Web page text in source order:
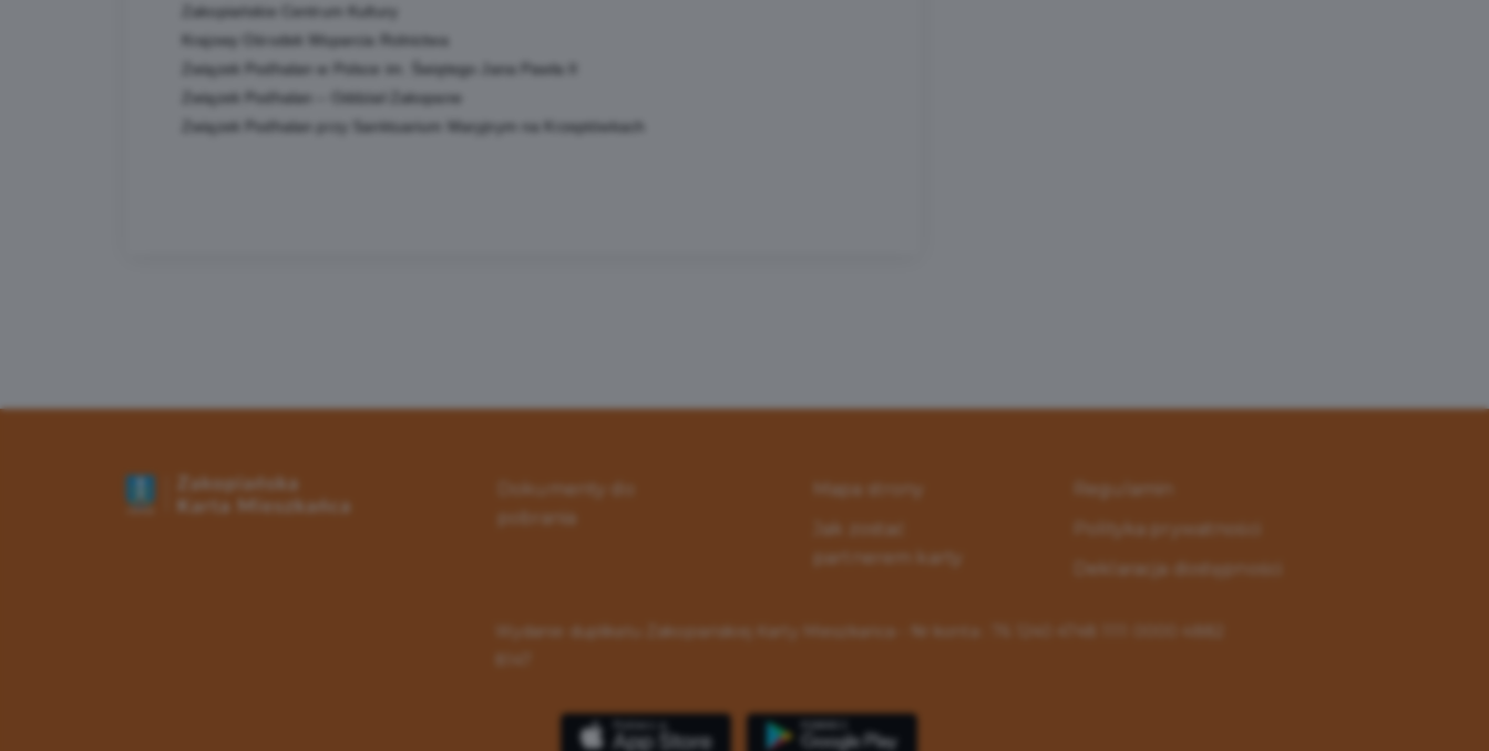
Zakopiańskie Centrum Kultury
Krajowy Ośrodek Wsparcia Rolnictwa
Związek Podhalan w Polsce im. Świętego Jana Pawła II
Związek Podhalan – Oddział Zakopane
Związek Podhalan przy Sanktuarium Maryjnym na Krzeptówkach
Dokumenty do
pobrania
Mapa strony
Jak zostać
partnerem karty
Regulamin
Polityka prywatności
Deklaracja dostępności
Wydanie duplikatu Zakopiańskiej Karty Mieszkańca - Nr konta : 76 1240 4748 1111 0000 4882